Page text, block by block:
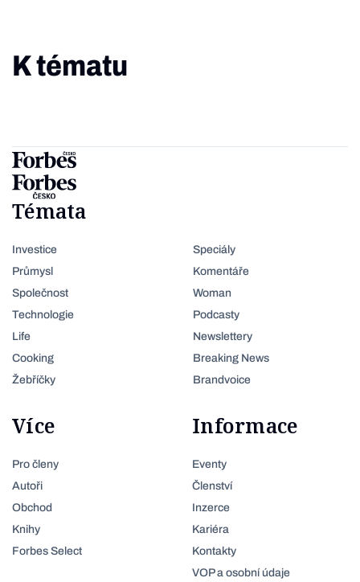
K tématu
Témata
Investice
Průmysl
Společnost
Technologie
Life
Cooking
Žebříčky
Speciály
Komentáře
Woman
Podcasty
Newslettery
Breaking News
Brandvoice
Více
Pro členy
Autoři
Obchod
Knihy
Forbes Select
Informace
Eventy
Členství
Inzerce
Kariéra
Kontakty
VOP a osobní údaje